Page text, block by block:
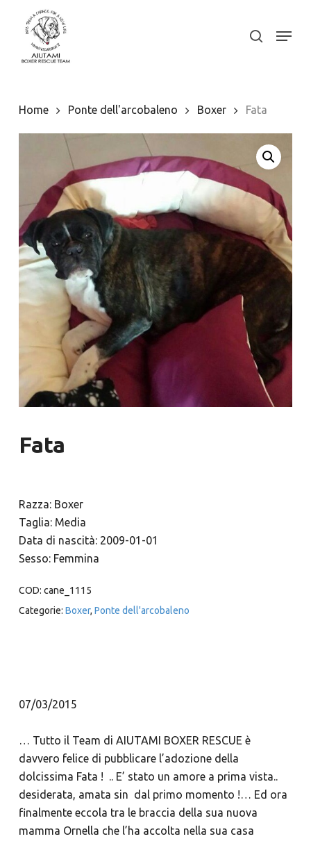
content
search
Menu
Home Ponte dell'arcobaleno Boxer Fata
Fata
Razza: Boxer
Taglia: Media
Data di nascità: 2009-01-01
Sesso: Femmina
COD: cane_1115
Categorie: Boxer, Ponte dell'arcobaleno
07/03/2015
… Tutto il Team di AIUTAMI BOXER RESCUE è
davvero felice di pubblicare l’adozione della
dolcissima Fata ! .. E’ stato un amore a prima vista..
desiderata, amata sin dal primo momento !… Ed ora
finalmente eccola tra le braccia della sua nuova
mamma Ornella che l’ha accolta nella sua casa
Close